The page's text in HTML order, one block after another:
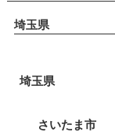
埼玉県
埼玉県
さいたま市